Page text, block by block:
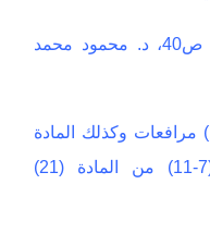
4- د. وجدي راغب، مصدر سابق، ص40، د. محمود محمد
5- راجع الفقرة (2) من المادة (14) مرافعات وكذلك المادة
(18) مرافعات كذلك الفقرات (7-11) من المادة (21)